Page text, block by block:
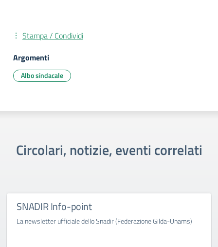
Stampa / Condividi
Argomenti
Albo sindacale
Circolari, notizie, eventi correlati
SNADIR Info-point
La newsletter ufficiale dello Snadir (Federazione Gilda-Unams)